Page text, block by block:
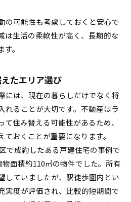
の可能性も考慮しておくと安心で
は生活の柔軟性が高く、長期的な
。
たエリア選び
には、現在の暮らしだけでなく将
れることが大切です。不動産はラ
住み替える可能性があるため、
おくことが重要になります。
で成約したある戸建住宅の事例で
面積約110㎡の物件でした。所有
していましたが、駅徒歩圏内とい
実度が評価され、比較的短期間で